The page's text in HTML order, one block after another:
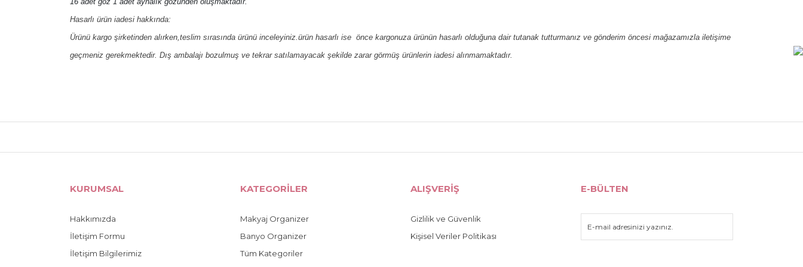
Hasarlı ürün iadesi hakkında:
Ürünü kargo şirketinden alırken,teslim sırasında ürünü inceleyiniz.ürün hasarlı ise  önce kargonuza ürünün hasarlı olduğuna dair tutanak tutturmanız ve gönderim öncesi mağazamızla iletişime
geçmeniz gerekmektedir. Dış ambalajı bozulmuş ve tekrar satılamayacak şekilde zarar görmüş ürünlerin iadesi alınmamaktadır.
Ürün bilgilerinde hatalar bulunuyor.
Ürün fiyatı diğer sitelerden daha pahalı.
Bu ürüne benzer farklı alternatifler olmalı.
KURUMSAL
Hakkımızda
İletişim Formu
İletişim Bilgilerimiz
KATEGORİLER
Makyaj Organizer
Banyo Organizer
Tüm Kategoriler
ALIŞVERİŞ
Gizlilik ve Güvenlik
Kişisel Veriler Politikası
E-BÜLTEN